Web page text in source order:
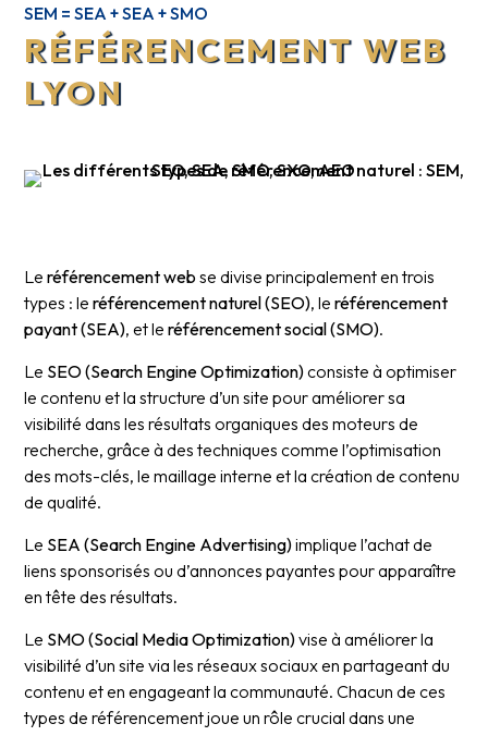
SEM = SEA + SEA + SMO
RÉFÉRENCEMENT WEB
LYON
Leréférencement web se divise principalement en trois
types : leréférencement naturel (SEO), leréférencement
payant (SEA), et leréférencement social (SMO).
Le SEO (Search Engine Optimization)consiste à optimiser
le contenu et la structure d’un site pour améliorer sa
visibilité dans les résultats organiques des moteurs de
recherche, grâce à des techniques comme l’optimisation
des mots-clés, le maillage interne et la création de contenu
de qualité.
Le SEA (Search Engine Advertising)implique l’achat de
liens sponsorisés ou d’annonces payantes pour apparaître
en tête des résultats.
Le SMO (Social Media Optimization)vise à améliorer la
visibilité d’un site via les réseaux sociaux en partageant du
contenu et en engageant la communauté. Chacun de ces
types de référencement joue un rôle crucial dans une